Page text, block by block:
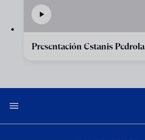
Presentación Estanis Pedrola